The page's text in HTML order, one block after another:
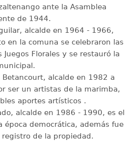
ante la Asamblea
de 1944.
alcalde en 1964 - 1966,
en la comuna se celebraron las
Juegos Florales y se restauró la
Betancourt, alcalde en 1982 a
ser un artistas de la marimba,
aportes artísticos .
alcalde en 1986 - 1990, es el
época democrática, además fue
de la propiedad.